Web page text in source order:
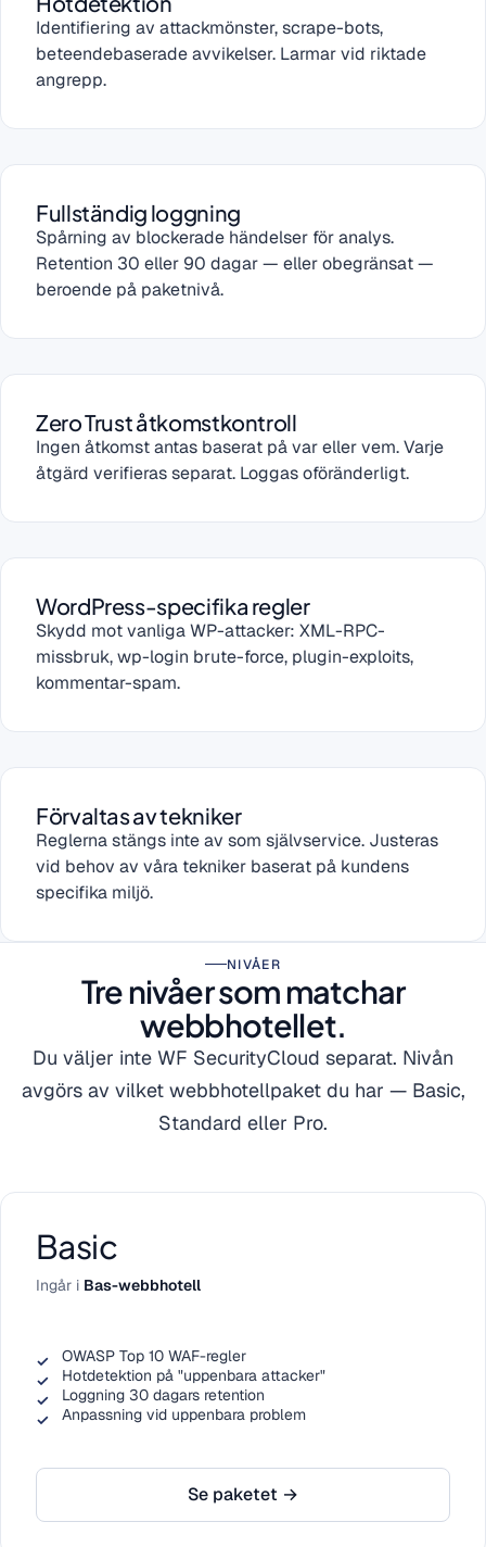
Identifiering av attackmönster, scrape-bots,
beteendebaserade avvikelser. Larmar vid riktade
angrepp.
Fullständig loggning
Spårning av blockerade händelser för analys.
Retention 30 eller 90 dagar — eller obegränsat —
beroende på paketnivå.
Zero Trust åtkomstkontroll
Ingen åtkomst antas baserat på var eller vem. Varje
åtgärd verifieras separat. Loggas oföränderligt.
WordPress-specifika regler
Skydd mot vanliga WP-attacker: XML-RPC-
missbruk, wp-login brute-force, plugin-exploits,
kommentar-spam.
Förvaltas av tekniker
Reglerna stängs inte av som självservice. Justeras
vid behov av våra tekniker baserat på kundens
specifika miljö.
NIVÅER
Tre nivåer som matchar
webbhotellet.
Du väljer inte WF SecurityCloud separat. Nivån
avgörs av vilket webbhotellpaket du har — Basic,
Standard eller Pro.
Basic
Ingår i Bas-webbhotell
OWASP Top 10 WAF-regler
Hotdetektion på "uppenbara attacker"
Loggning 30 dagars retention
Anpassning vid uppenbara problem
Se paketet →